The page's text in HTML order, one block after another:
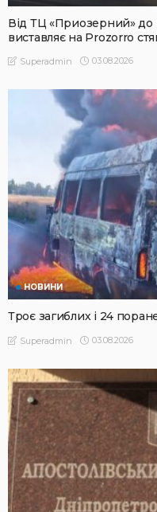
Від ТЦ «Приозерний»
виставляє на Prozorro
Superadmin 03.08.2026
НОВИНИ
Троє загиблих і 24
Superadmin 03.08.2026